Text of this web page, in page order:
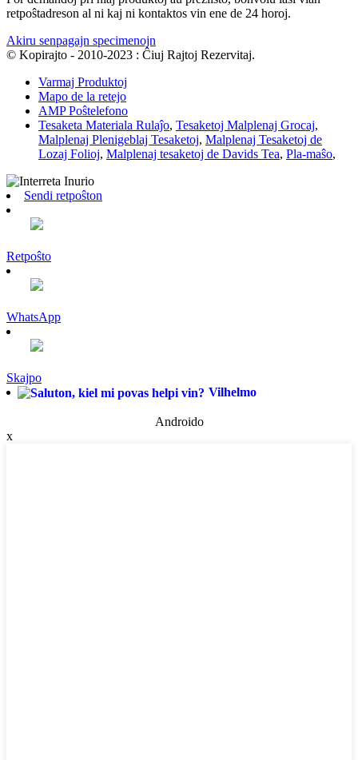
retpoŝtadreson al ni kaj ni kontaktos vin ene de 24 horoj.
Akiru senpagajn specimenojn
© Kopirajto - 2010-2023 : Ĉiuj Rajtoj Rezervitaj.
Varmaj Produktoj
Mapo de la retejo
AMP Poŝtelefono
Tesaketa Materiala Rulaĵo, Tesaketoj Malplenaj Grocaj,
Malplenaj Plenigeblaj Tesaketoj, Malplenaj Tesaketoj de
Lozaj Folioj, Malplenaj tesaketoj de Davids Tea, Pla-maŝo,
Sendi retpoŝton
Retpoŝto
WhatsApp
Skajpo
Vilhelmo
Androido
x